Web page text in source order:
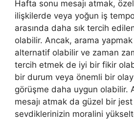
Hafta sonu mesajı atmak,
ilişkilerde veya yoğun iş
arasında daha sık tercih
olabilir. Ancak, arama
alternatif olabilir ve zaman
tercih etmek de iyi bir fikir
bir durum veya önemli bir
görüşme daha uygun olabilir.
mesajı atmak da güzel bir
sevdiklerinizin moralini